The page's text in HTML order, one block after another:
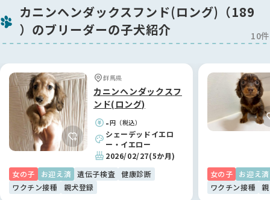
で元気いっぱい！🏠☀️ 橋本ブリーダーさんがしっかり管理して
くださっていたおかげで、健康面への不安もなく、毎日のお散
歩を楽しんでいます。玄関を開けると全力で駆け寄ってきてく
れる姿に、家族全員が癒されています。素敵なご縁を本当にあ
【BreederFamiliesへ】
透明性が高く、初めての方にも自信を持っておすすめできるサ
イトです💻
今回、一番こだわったのは「健康で安心できる環境から迎えた
い」ということでした。他のサイトは情報が少なくて不安を感
じることもありましたが、BreederFamiliesさんはブリーダー
さんの飼育環境や健康管理、衛生面の評価まで細かく公開され
ていて、透明性が圧倒的でした✅
カニンヘンダックスフンド(ロング)（189
）のブリーダーの子犬紹介
10件
群馬県
カニンヘンダックスフ
ンド(ロング)
-円（税込）
シェーデッドイエロ
ー・イエロー
2026/02/27(5か月)
女の子
お迎え済 遺伝子検査
健康診断
ワクチン接種
親犬登録
女の子
お迎え済
ワクチン接種